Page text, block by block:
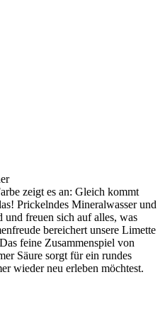
zeigt es an: Gleich kommt
Prickelndes Mineralwasser und
und freuen sich auf alles, was
bereichert unsere Limette
feine Zusammenspiel von
Säure sorgt für ein rundes
wieder neu erleben möchtest.